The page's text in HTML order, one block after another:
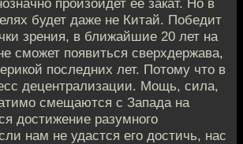
произойдет ее закат. Но в
будет даже не Китай. Победит
зрения, в ближайшие 20 лет на
сможет появиться сверхдержава,
последних лет. Потому что в
децентрализации. Мощь, сила,
смещаются с Запада на
достижение разумного
нам не удастся его достичь, нас